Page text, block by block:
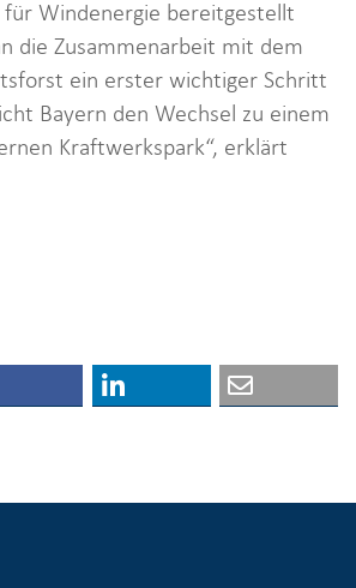
für Windenergie bereitgestellt
die Zusammenarbeit mit dem
ein erster wichtiger Schritt
Bayern den Wechsel zu einem
Kraftwerkspark“, erklärt